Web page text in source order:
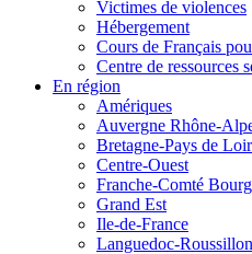
Victimes de violences
Hébergement
Cours de Français
Centre de ressources
En région
Amériques
Auvergne Rhône-
Bretagne-Pays de
Centre-Ouest
Franche-Comté
Grand Est
Ile-de-France
Languedoc-Roussillon